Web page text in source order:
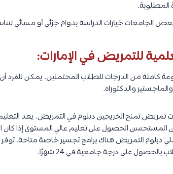
المطلوبة.
الجامعات خيارات الدراسة بدوام جزئي أو مسائي
للتمريض في الإمارات:
كاملة من الدرجات للطلاب المحتملين. يمكن للفرد
والدكتوراه.
تمريض تمنح الخريجين دبلوم في التمريض. يعد
المستحسن الحصول على تعليم عالي المستوى إذا
دبلوم التمريض هناك برامج تجسير خاصة متاحة.
على درجة جامعية في 24 شهرًا.